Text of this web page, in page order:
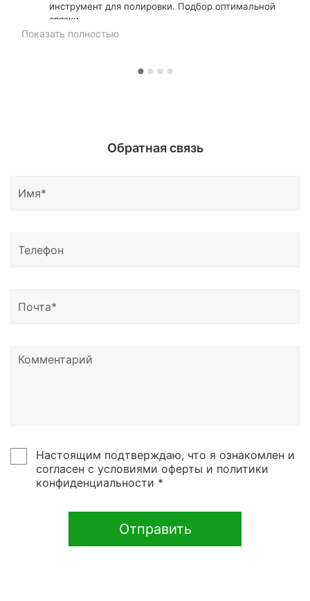
инструмент для полировки. Подбор оптимальной
связки
(инструмент + полировальник + паста) для
Полировка. Шаг 1, 2, 3
Расходные материалы: оптимизация затрат
Стоимость: от 55 000 руб./человек.
Сертификат.
Показать полностью
Обратная связь
Настоящим подтверждаю, что я ознакомлен и
согласен с условиями оферты и политики
конфиденциальности *
Отправить